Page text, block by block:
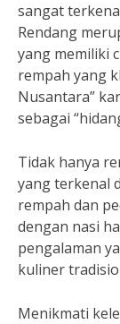
sangat
Rendang
yang memiliki
rempah yang
Nusantara”
sebagai
Tidak hanya
yang terkenal
rempah dan
dengan nasi
pengalaman
kuliner
Menikmati